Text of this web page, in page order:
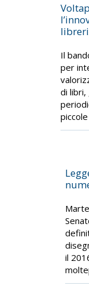
Il
per
di libri,
il